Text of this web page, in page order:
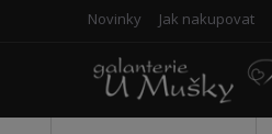
Novinky Jak nakupovat